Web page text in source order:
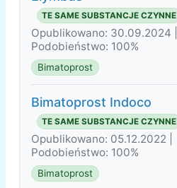
TE SAME SUBSTANCJE CZYNNE
Opublikowano: 30.09.2024 |
Podobieństwo: 100%
Bimatoprost
Bimatoprost Indoco
TE SAME SUBSTANCJE CZYNNE
Opublikowano: 05.12.2022 |
Podobieństwo: 100%
Bimatoprost